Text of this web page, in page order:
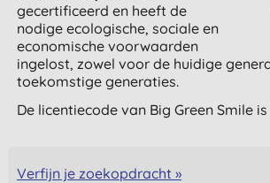
gecertificeerd en heeft de
nodige ecologische, sociale en
economische voorwaarden
ingelost, zowel voor de huidige
toekomstige generaties.
De licentiecode van Big Green Smile is
Verfijn je zoekopdracht »